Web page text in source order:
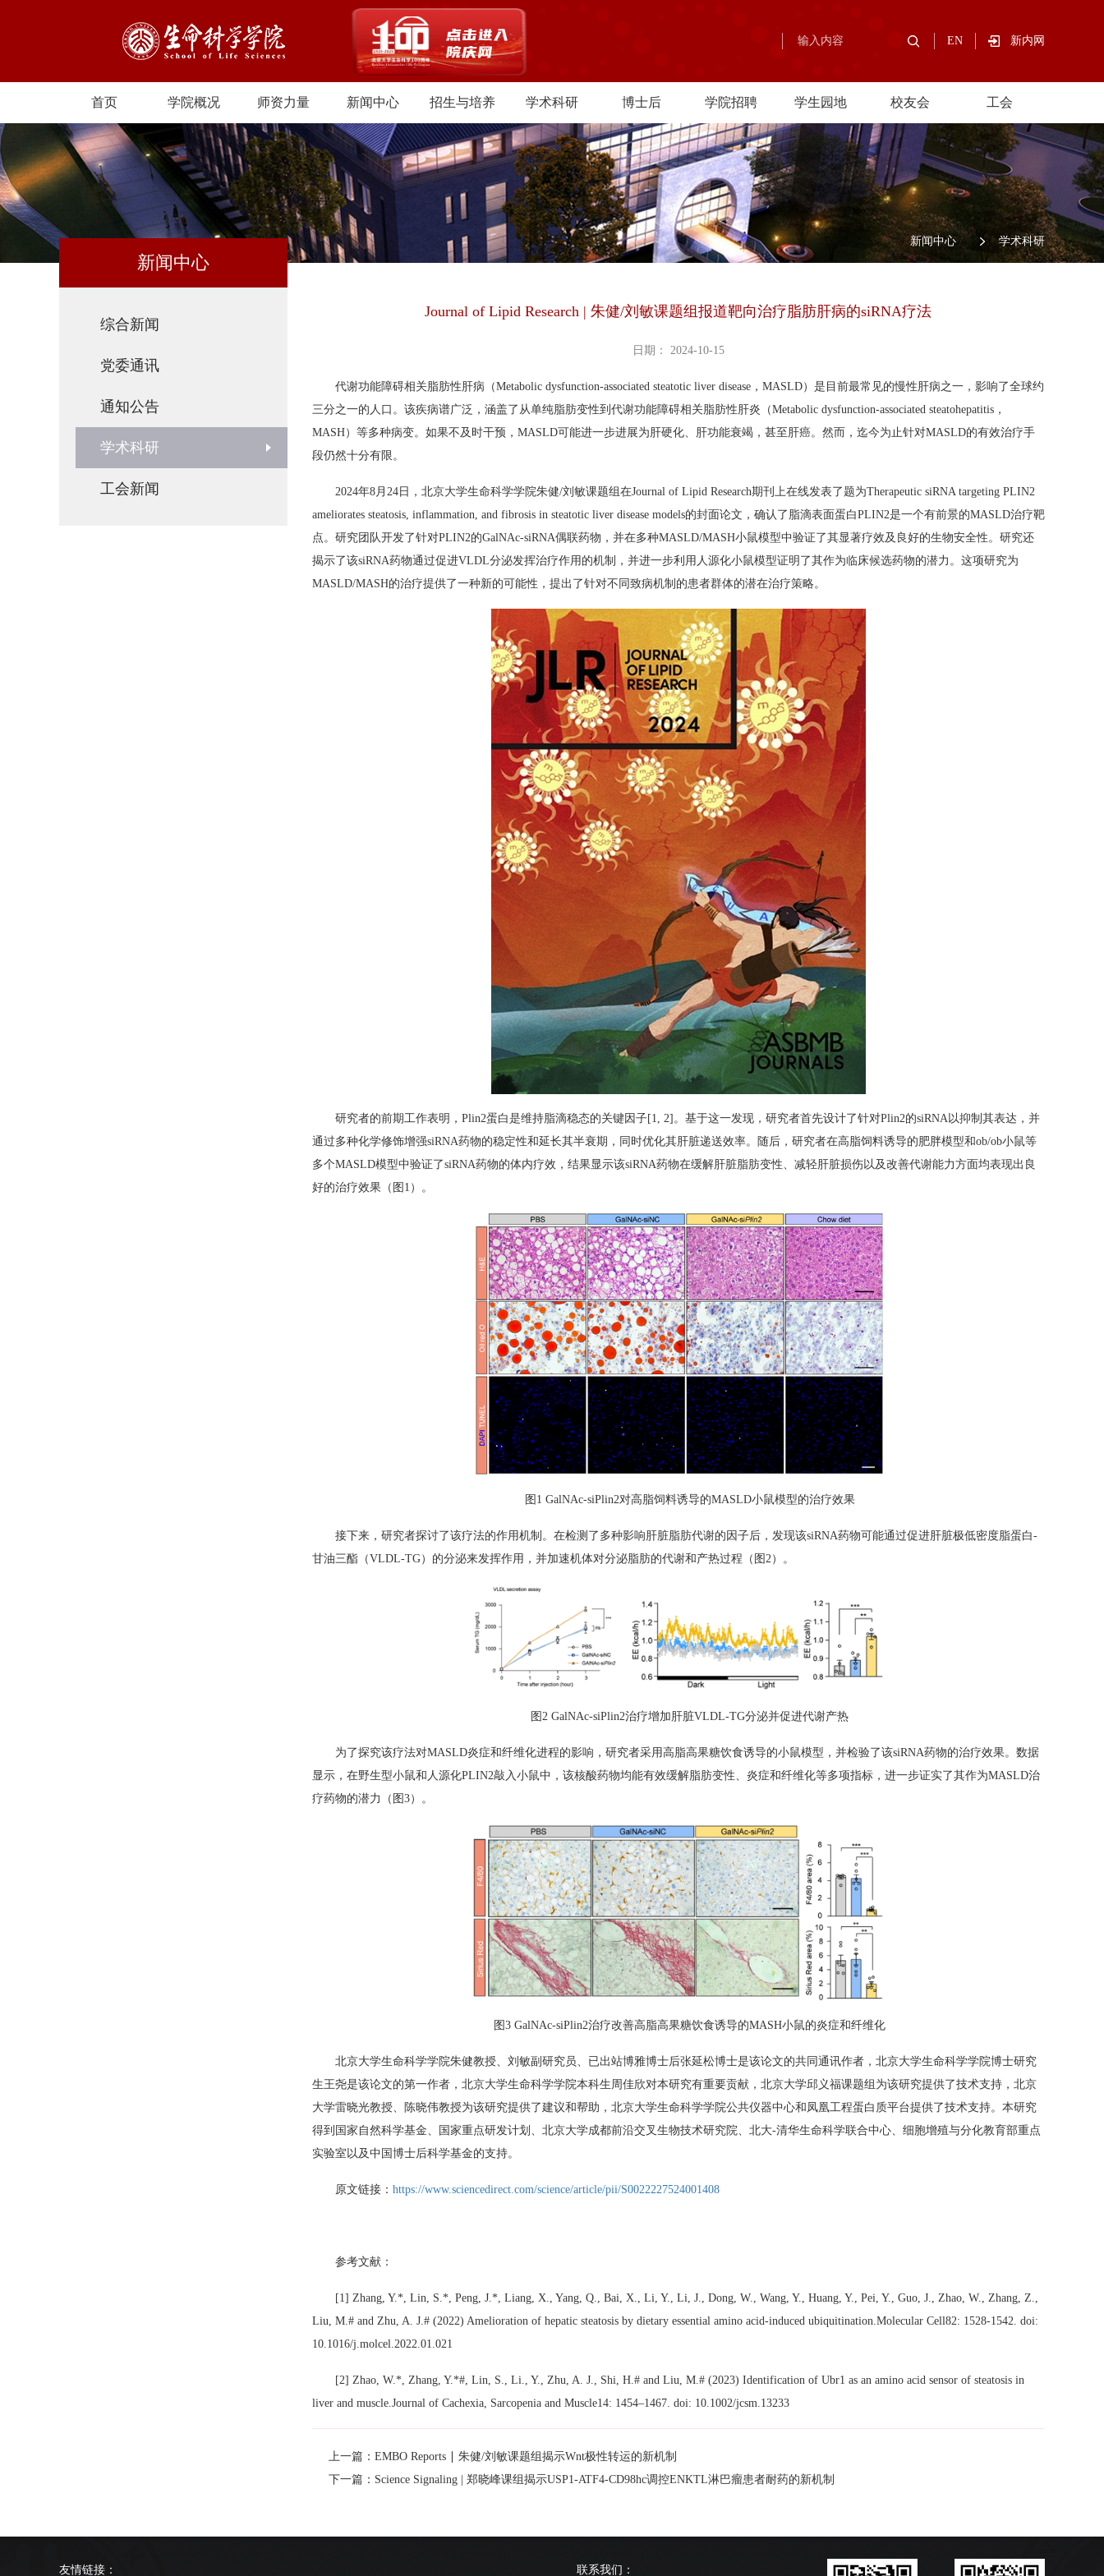
EN 新内网
首页 学院概况 师资力量 新闻中心 招生与培养 学术科研 博士后 学院招聘 学生园地 校友会 工会
/新闻中心 / 学术科研
新闻中心
综合新闻
党委通讯
通知公告
学术科研
工会新闻
Journal of Lipid Research | 朱健/刘敏课题组报道靶向治疗脂肪肝病的siRNA疗法
日期： 2024-10-15
代谢功能障碍相关脂肪性肝病（Metabolic dysfunction-associated steatotic liver disease，MASLD）是目前最常见的慢性肝病之一，影响了全球约
三分之一的人口。该疾病谱广泛，涵盖了从单纯脂肪变性到代谢功能障碍相关脂肪性肝炎（Metabolic dysfunction-associated steatohepatitis，
MASH）等多种病变。如果不及时干预，MASLD可能进一步进展为肝硬化、肝功能衰竭，甚至肝癌。然而，迄今为止针对MASLD的有效治疗手
段仍然十分有限。
2024年8月24日，北京大学生命科学学院朱健/刘敏课题组在Journal of Lipid Research期刊上在线发表了题为Therapeutic siRNA targeting PLIN2
ameliorates steatosis, inflammation, and fibrosis in steatotic liver disease models的封面论文，确认了脂滴表面蛋白PLIN2是一个有前景的MASLD治疗靶
点。研究团队开发了针对PLIN2的GalNAc-siRNA偶联药物，并在多种MASLD/MASH小鼠模型中验证了其显著疗效及良好的生物安全性。研究还
揭示了该siRNA药物通过促进VLDL分泌发挥治疗作用的机制，并进一步利用人源化小鼠模型证明了其作为临床候选药物的潜力。这项研究为
MASLD/MASH的治疗提供了一种新的可能性，提出了针对不同致病机制的患者群体的潜在治疗策略。
研究者的前期工作表明，Plin2蛋白是维持脂滴稳态的关键因子[1, 2]。基于这一发现，研究者首先设计了针对Plin2的siRNA以抑制其表达，并
通过多种化学修饰增强siRNA药物的稳定性和延长其半衰期，同时优化其肝脏递送效率。随后，研究者在高脂饲料诱导的肥胖模型和ob/ob小鼠等
多个MASLD模型中验证了siRNA药物的体内疗效，结果显示该siRNA药物在缓解肝脏脂肪变性、减轻肝脏损伤以及改善代谢能力方面均表现出良
好的治疗效果（图1）。
图1 GalNAc-siPlin2对高脂饲料诱导的MASLD小鼠模型的治疗效果
接下来，研究者探讨了该疗法的作用机制。在检测了多种影响肝脏脂肪代谢的因子后，发现该siRNA药物可能通过促进肝脏极低密度脂蛋白-
甘油三酯（VLDL-TG）的分泌来发挥作用，并加速机体对分泌脂肪的代谢和产热过程（图2）。
图2 GalNAc-siPlin2治疗增加肝脏VLDL-TG分泌并促进代谢产热
为了探究该疗法对MASLD炎症和纤维化进程的影响，研究者采用高脂高果糖饮食诱导的小鼠模型，并检验了该siRNA药物的治疗效果。数据
显示，在野生型小鼠和人源化PLIN2敲入小鼠中，该核酸药物均能有效缓解脂肪变性、炎症和纤维化等多项指标，进一步证实了其作为MASLD治
疗药物的潜力（图3）。
图3 GalNAc-siPlin2治疗改善高脂高果糖饮食诱导的MASH小鼠的炎症和纤维化
北京大学生命科学学院朱健教授、刘敏副研究员、已出站博雅博士后张延松博士是该论文的共同通讯作者，北京大学生命科学学院博士研究
生王尧是该论文的第一作者，北京大学生命科学学院本科生周佳欣对本研究有重要贡献，北京大学邱义福课题组为该研究提供了技术支持，北京
大学雷晓光教授、陈晓伟教授为该研究提供了建议和帮助，北京大学生命科学学院公共仪器中心和凤凰工程蛋白质平台提供了技术支持。本研究
得到国家自然科学基金、国家重点研发计划、北京大学成都前沿交叉生物技术研究院、北大-清华生命科学联合中心、细胞增殖与分化教育部重点
实验室以及中国博士后科学基金的支持。
原文链接： https://www.sciencedirect.com/science/article/pii/S0022227524001408
参考文献：
[1] Zhang, Y.*, Lin, S.*, Peng, J.*, Liang, X., Yang, Q., Bai, X., Li, Y., Li, J., Dong, W., Wang, Y., Huang, Y., Pei, Y., Guo, J., Zhao, W., Zhang, Z.,
Liu, M.# and Zhu, A. J.# (2022) Amelioration of hepatic steatosis by dietary essential amino acid-induced ubiquitination.Molecular Cell82: 1528-1542. doi:
10.1016/j.molcel.2022.01.021
[2] Zhao, W.*, Zhang, Y.*#, Lin, S., Li., Y., Zhu, A. J., Shi, H.# and Liu, M.# (2023) Identification of Ubr1 as an amino acid sensor of steatosis in
liver and muscle.Journal of Cachexia, Sarcopenia and Muscle14: 1454–1467. doi: 10.1002/jcsm.13233
上一篇：EMBO Reports ∣ 朱健/刘敏课题组揭示Wnt极性转运的新机制
下一篇：Science Signaling | 郑晓峰课组揭示USP1-ATF4-CD98hc调控ENKTL淋巴瘤患者耐药的新机制
友情链接： 联系我们：